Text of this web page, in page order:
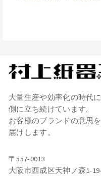
大量生産や効率化の時代
側に立ち続けています。
お客様のブランドの意思
届けします。
〒557-0013
大阪市西成区天神ノ森1-